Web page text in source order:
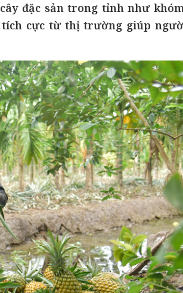
đặc sản trong tỉnh như
tích cực từ thị trường giúp